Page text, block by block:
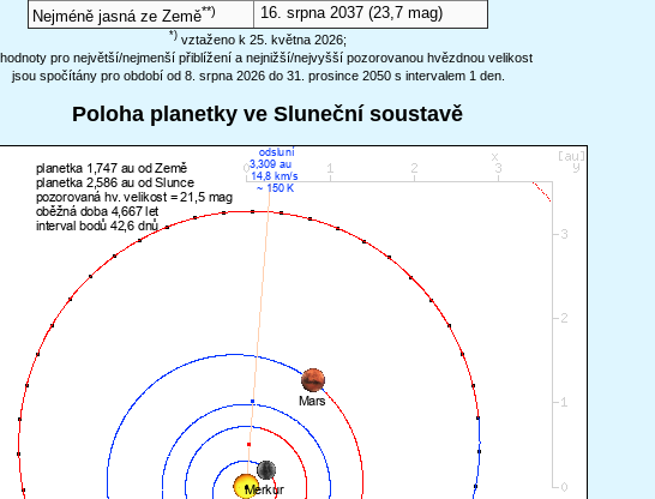
Nejméně jasná ze Země**) 16. srpna 2037 (23,7 mag)
*) vztaženo k 25. května 2026;
hodnoty pro největší/nejmenší přiblížení a nejnižší/nejvyšší pozorovanou hvězdnou velikost
jsou spočítány pro období od 8. srpna 2026 do 31. prosince 2050 s intervalem 1 den.
Poloha planetky ve Sluneční soustavě